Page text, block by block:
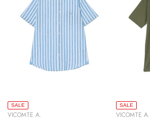
SALE
VICOMTE A.
SALE
VICOMTE A.